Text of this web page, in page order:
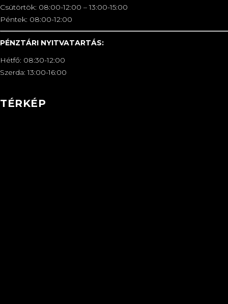
Csütörtök: 08:00-12:00 – 13:00-15:00
Péntek: 08:00-12:00
PÉNZTÁRI NYITVATARTÁS:
Hétfő: 08:30-12:00
Szerda: 13:00-16:00
TÉRKÉP